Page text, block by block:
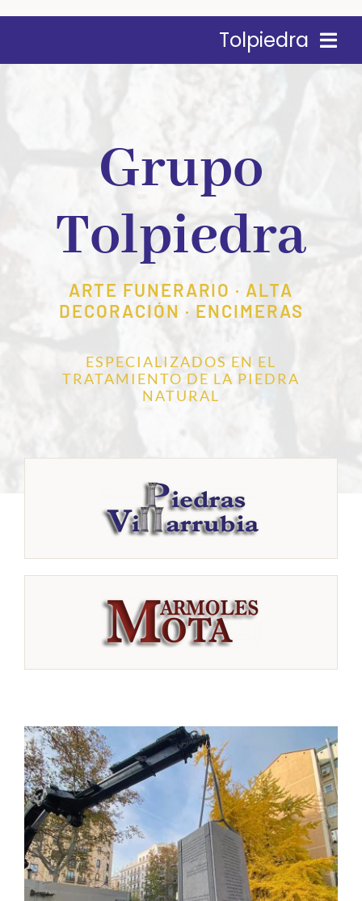
Tolpiedra
ARTE FUNERARIO
ALTA DECORACIÓN
CONTACTO
Grupo
Tolpiedra
ARTE FUNERARIO · ALTA
DECORACIÓN · ENCIMERAS
ESPECIALIZADOS EN EL
TRATAMIENTO DE LA PIEDRA
NATURAL